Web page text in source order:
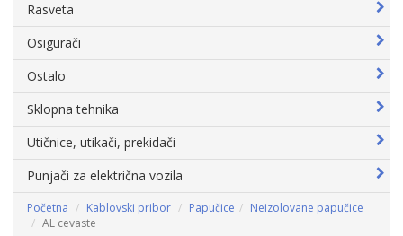
Rasveta
Osigurači
Ostalo
Sklopna tehnika
Utičnice, utikači, prekidači
Punjači za električna vozila
Početna Kablovski pribor Papučice
Neizolovane papučice
AL cevaste